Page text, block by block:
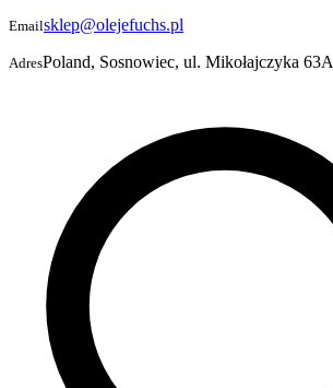
Emailsklep@olejefuchs.pl
AdresPoland, Sosnowiec, ul. Mikołajczyka 63A